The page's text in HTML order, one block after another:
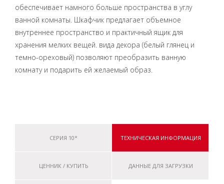
обеспечивает намного больше пространства в углу
ванной комнаты. Шкафчик предлагает объемное
внутреннее пространство и практичный ящик для
хранения мелких вещей. вида декора (белый глянец и
темно-ореховый) позволяют преобразить ванную
комнату и подарить ей желаемый образ.
СЕРИЯ 10° ТЕХНИЧЕСКАЯ ИНФОРМАЦИЯ
ЦЕННИК / КУПИТЬ ДАННЫЕ ДЛЯ ЗАГРУЗКИ